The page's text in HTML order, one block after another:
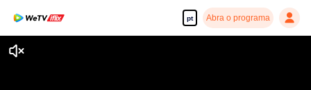
pt Abra o programa